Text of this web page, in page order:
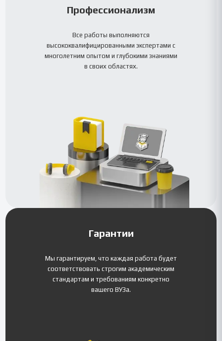
Профессионализм
Все работы выполняются
высококвалифицированными экспертами с
многолетним опытом и глубокими знаниями
в своих областях.
Гарантии
Мы гарантируем, что каждая работа будет
соответствовать строгим академическим
стандартам и требованиям конкретно
вашего ВУЗа.